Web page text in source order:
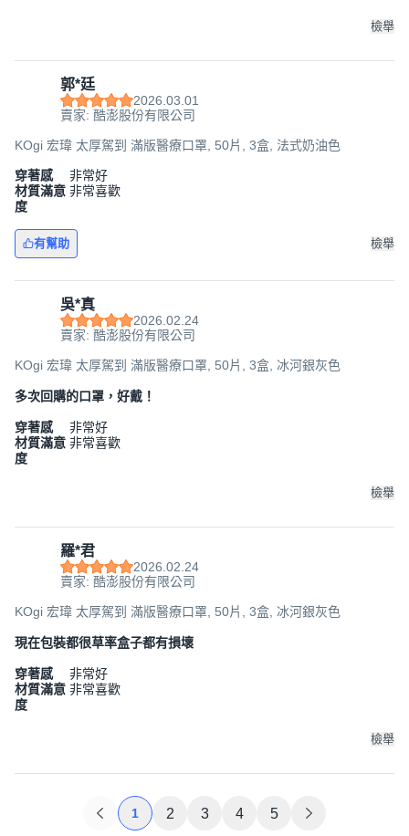
檢舉
郭*廷
2026.03.01
賣家: 酷澎股份有限公司
KOgi 宏瑋 太厚駕到 滿版醫療口罩, 50片, 3盒, 法式奶油色
穿著感
非常好
材質滿意
度
非常喜歡
有幫助 檢舉
吳*真
2026.02.24
賣家: 酷澎股份有限公司
KOgi 宏瑋 太厚駕到 滿版醫療口罩, 50片, 3盒, 冰河銀灰色
多次回購的口罩，好戴！
穿著感
非常好
材質滿意
度
非常喜歡
檢舉
羅*君
2026.02.24
賣家: 酷澎股份有限公司
KOgi 宏瑋 太厚駕到 滿版醫療口罩, 50片, 3盒, 冰河銀灰色
現在包裝都很草率盒子都有損壞
穿著感
非常好
材質滿意
度
非常喜歡
檢舉
1 2 3 4 5